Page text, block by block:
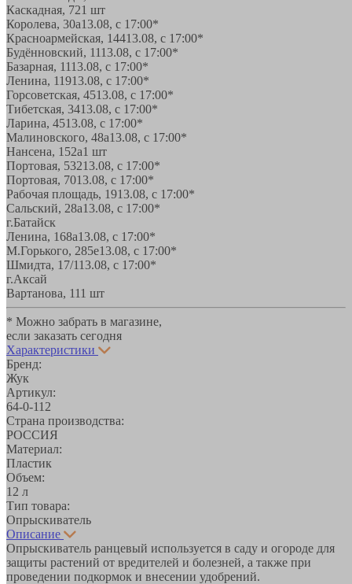
Каскадная, 721 шт
Королева, 30а13.08, с 17:00*
Красноармейская, 14413.08, с 17:00*
Будённовский, 1113.08, с 17:00*
Базарная, 1113.08, с 17:00*
Ленина, 11913.08, с 17:00*
Горсоветская, 4513.08, с 17:00*
Тибетская, 3413.08, с 17:00*
Ларина, 4513.08, с 17:00*
Малиновского, 48а13.08, с 17:00*
Нансена, 152а1 шт
Портовая, 53213.08, с 17:00*
Портовая, 7013.08, с 17:00*
Рабочая площадь, 1913.08, с 17:00*
Сальский, 28a13.08, с 17:00*
г.Батайск
Ленина, 168а13.08, с 17:00*
М.Горького, 285е13.08, с 17:00*
Шмидта, 17/113.08, с 17:00*
г.Аксай
Вартанова, 111 шт
* Можно забрать в магазине,
если заказать сегодня
Характеристики
Бренд:
Жук
Артикул:
64-0-112
Страна производства:
РОССИЯ
Материал:
Пластик
Объем:
12 л
Тип товара:
Опрыскиватель
Описание
Опрыскиватель ранцевый используется в саду и огороде для
защиты растений от вредителей и болезней, а также при
проведении подкормок и внесении удобрений.